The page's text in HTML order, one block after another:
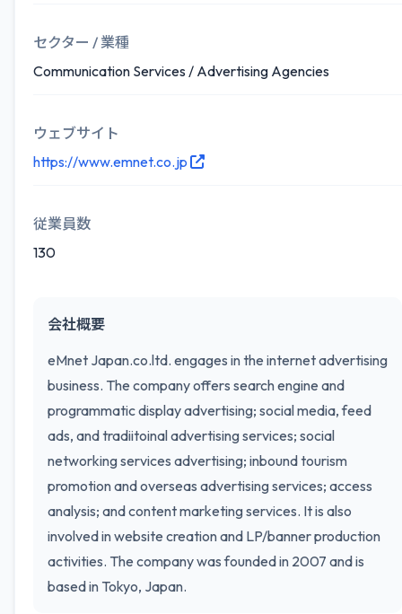
セクター / 業種
Communication Services / Advertising Agencies
ウェブサイト
https://www.emnet.co.jp
従業員数
130
会社概要
eMnet Japan.co.ltd. engages in the internet advertising
business. The company offers search engine and
programmatic display advertising; social media, feed
ads, and tradiitoinal advertising services; social
networking services advertising; inbound tourism
promotion and overseas advertising services; access
analysis; and content marketing services. It is also
involved in website creation and LP/banner production
activities. The company was founded in 2007 and is
based in Tokyo, Japan.